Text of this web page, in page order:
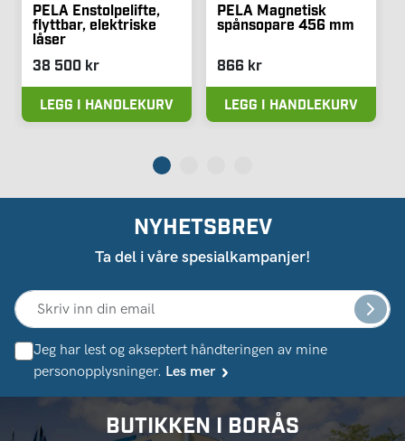
PELA Enstolpelifte,
flyttbar, elektriske
låser
38 500 kr
LEGG I HANDLEKURV
PELA Magnetisk
spånsopare 456 mm
866 kr
LEGG I HANDLEKURV
NYHETSBREV
Ta del i våre spesialkampanjer!
Jeg har lest og akseptert håndteringen av mine
personopplysninger. Les mer
BUTIKKEN I BORÅS